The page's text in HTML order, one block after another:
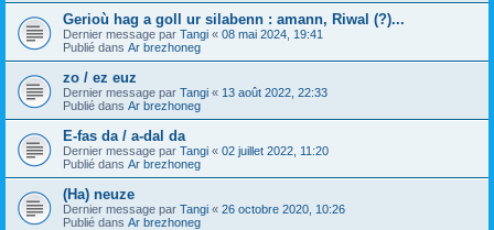
Gerioù hag a goll ur silabenn : amann, Riwal (?)...
Dernier message par Tangi « 08 mai 2024, 19:41
Publié dans Ar brezhoneg
zo / ez euz
Dernier message par Tangi « 13 août 2022, 22:33
Publié dans Ar brezhoneg
E-fas da / a-dal da
Dernier message par Tangi « 02 juillet 2022, 11:20
Publié dans Ar brezhoneg
(Ha) neuze
Dernier message par Tangi « 26 octobre 2020, 10:26
Publié dans Ar brezhoneg